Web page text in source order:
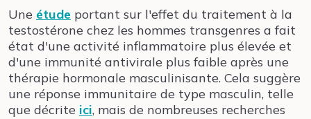
Une étude portant sur l'effet du traitement à la
testostérone chez les hommes transgenres a fait
état d'une activité inflammatoire plus élevée et
d'une immunité antivirale plus faible après une
thérapie hormonale masculinisante. Cela suggère
une réponse immunitaire de type masculin, telle
que décrite ici, mais de nombreuses recherches